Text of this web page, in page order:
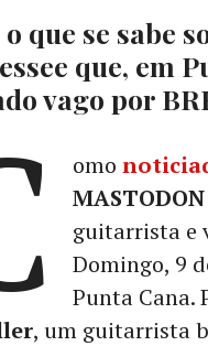
que se sabe
que, em
vago por
omo
MASTODON
guitarrista e
Domingo, 9
Punta Cana.
, um guitarrista